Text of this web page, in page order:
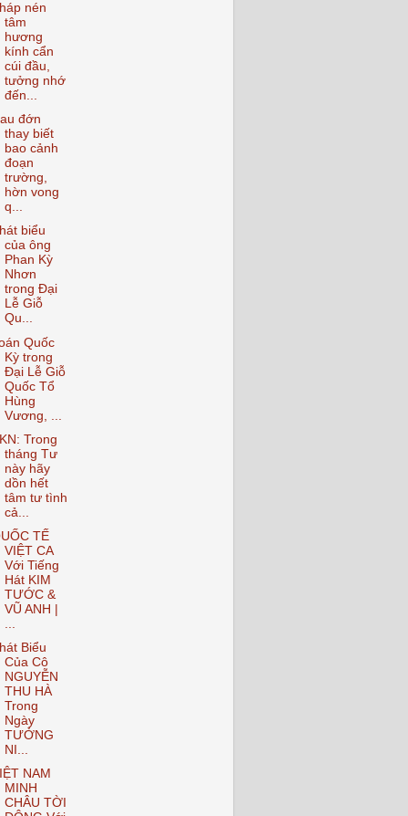
nén
tâm
hương
kính cẩn
cúi đầu,
tưởng nhớ
đến...
đớn
thay biết
bao cảnh
đoạn
trường,
hờn vong
q...
biểu
của ông
Phan Kỳ
Nhơn
trong Đại
Lễ Giỗ
Qu...
Quốc
Kỳ trong
Đại Lễ Giỗ
Quốc Tổ
Hùng
Vương, ...
Trong
tháng Tư
này hãy
dồn hết
tâm tư tình
cả...
TẾ
VIỆT CA
Với Tiếng
Hát KIM
TƯỚC &
VŨ ANH |
Biểu
Của Cô
NGUYỄN
THU HÀ
Trong
Ngày
TƯỞNG
NI...
NAM
MINH
CHÂU TỜI